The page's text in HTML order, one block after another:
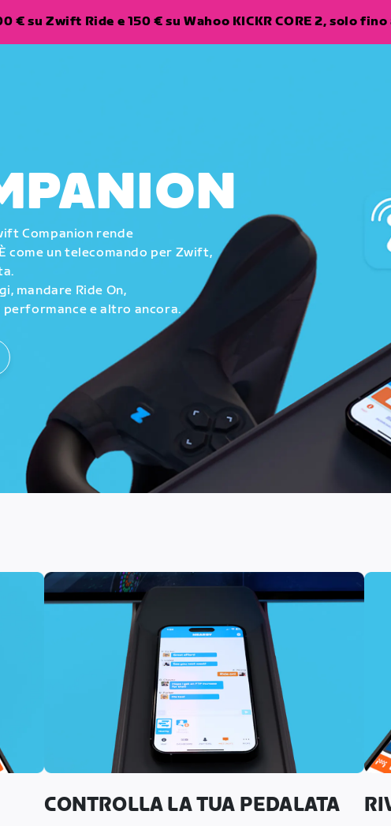
€ su Zwift Ride e 150 € su Wahoo KICKR CORE 2, solo
Companion rende
come un telecomando per Zwift,
mandare Ride On,
e altro ancora.
CONTROLLA LA TUA PEDALATA